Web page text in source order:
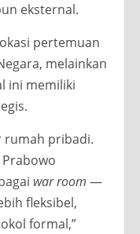
eksternal.
pertemuan
melainkan
ini memiliki
rumah pribadi.
war room —
fleksibel,
formal,”